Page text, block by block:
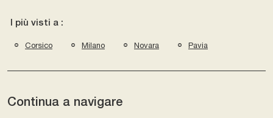
I più visti a :
Corsico Milano Novara Pavia
Continua a navigare